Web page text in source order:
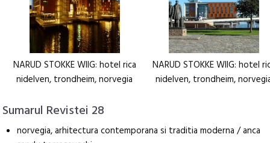
NARUD STOKKE WIIG: hotel rica
nidelven, trondheim, norvegia
NARUD STOKKE WIIG: hotel
nidelven, trondheim,
Sumarul Revistei 28
norvegia, arhitectura contemporana si traditia moderna / anca